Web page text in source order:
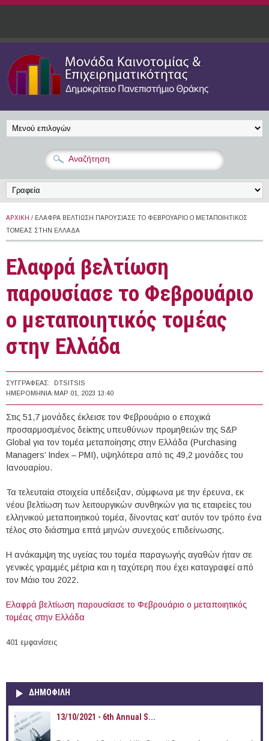
Παράκαμψη προς το κυρίως περιεχόμενο
ΑΡΧΙΚΉ / ΕΛΑΦΡΆ ΒΕΛΤΊΩΣΗ ΠΑΡΟΥΣΊΑΣΕ ΤΟ ΦΕΒΡΟΥΆΡΙΟ Ο ΜΕΤΑΠΟΙΗΤΙΚΌΣ
ΤΟΜΈΑΣ ΣΤΗΝ ΕΛΛΆΔΑ
Ελαφρά βελτίωση
παρουσίασε το Φεβρουάριο
ο μεταποιητικός τομέας
στην Ελλάδα
ΣΥΓΓΡΑΦΈΑΣ:
DTSITSIS
ΗΜΕΡΟΜΗΝΊΑ: ΜΑΡ 01, 2023 13:40
Στις 51,7 μονάδες έκλεισε τον Φεβρουάριο ο εποχικά
προσαρμοσμένος δείκτης υπευθύνων προμηθειών της S&P
Global για τον τομέα μεταποίησης στην Ελλάδα (Purchasing
Managers’ Index – PMI), υψηλότερα από τις 49,2 μονάδες του
Ιανουαρίου.
Τα τελευταία στοιχεία υπέδειξαν, σύμφωνα με την έρευνα, εκ
νέου βελτίωση των λειτουργικών συνθηκών για τις εταιρείες του
ελληνικού μεταποιητικού τομέα, δίνοντας κατ’ αυτόν τον τρόπο ένα
τέλος στο διάστημα επτά μηνών συνεχούς επιδείνωσης.
Η ανάκαμψη της υγείας του τομέα παραγωγής αγαθών ήταν σε
γενικές γραμμές μέτρια και η ταχύτερη που έχει καταγραφεί από
τον Μάιο του 2022.
Ελαφρά βελτίωση παρουσίασε το Φεβρουάριο ο μεταποιητικός
τομέας στην Ελλάδα
401 εμφανίσεις
ΔΗΜΟΦΙΛΗ
13/10/2021 - 6th Annual S...